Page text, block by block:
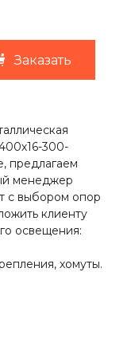
Заказать
300-
предлагаем
менеджер
с выбором опор
клиенту
освещения:
хомуты.